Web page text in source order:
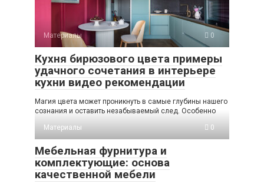
Материалы 0
Кухня бирюзового цвета примеры
удачного сочетания в интерьере
кухни видео рекомендации
Магия цвета может проникнуть в самые глубины нашего
сознания и оставить незабываемый след. Особенно
Материалы
0
Мебельная фурнитура и
комплектующие: основа
качественной мебели